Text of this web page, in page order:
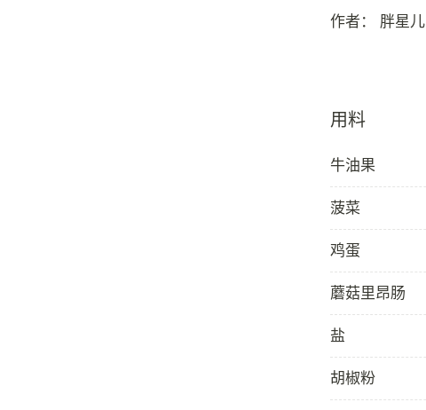
作者： 胖星儿
用料
牛油果
菠菜
鸡蛋
蘑菇里昂肠
盐
胡椒粉